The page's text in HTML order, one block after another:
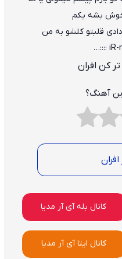
خوش بشه یکم
قلبتو کلشو به من
کن افران
آهنگ؟
افران
کانال بله آی آر مدیا
کانال ایتا آی آر مدیا